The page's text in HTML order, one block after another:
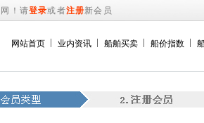
！请登录或者注册新会员
网站首页 业内资讯 船舶买卖 船价指数